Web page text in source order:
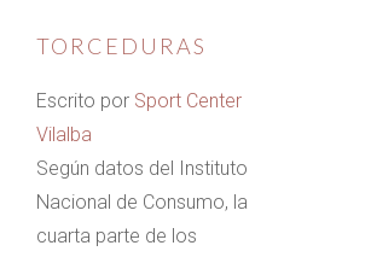
TORCEDURAS
Escrito por Sport Center
Vilalba
Según datos del Instituto
Nacional de Consumo, la
cuarta parte de los